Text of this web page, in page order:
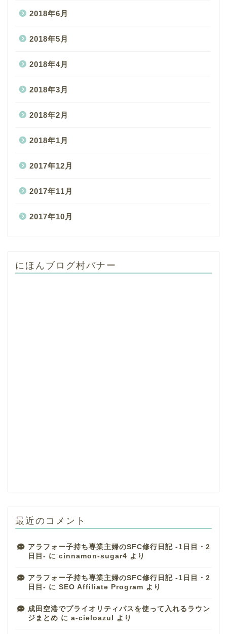
2018年6月
2018年5月
2018年4月
2018年3月
2018年2月
2018年1月
2017年12月
2017年11月
2017年10月
にほんブログ村バナー
最近のコメント
アラフォー子持ち専業主婦のSFC修行日記 -1日目・2
日目- に cinnamon-sugar4 より
アラフォー子持ち専業主婦のSFC修行日記 -1日目・2
日目- に SEO Affiliate Program より
成田空港でプライオリティパスを使って入れるラウン
ジまとめ に a-cieloazul より